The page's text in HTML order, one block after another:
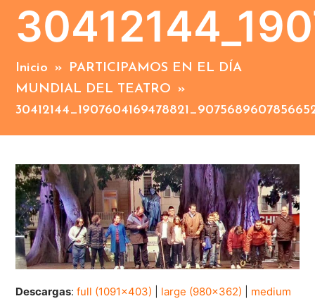
Inicio »
PARTICIPAMOS EN EL DÍA
MUNDIAL DEL TEATRO
»
Descargas:full (1091x403) large (980x362)
medium